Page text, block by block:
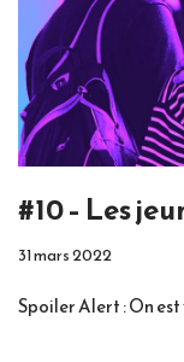
#10 – Les
31 mars 2022
Spoiler Alert : On est